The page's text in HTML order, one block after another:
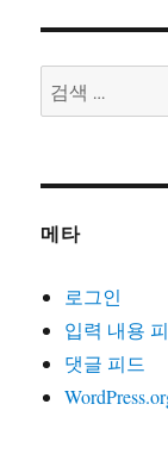
의소리2006)
19. 노동악법
집1992)
20. 노동의땅
23. 노동자선
호철,노래 지민
27. 농민가(곡
검
색:
메타
로그인
입력 내용
댓글 피드